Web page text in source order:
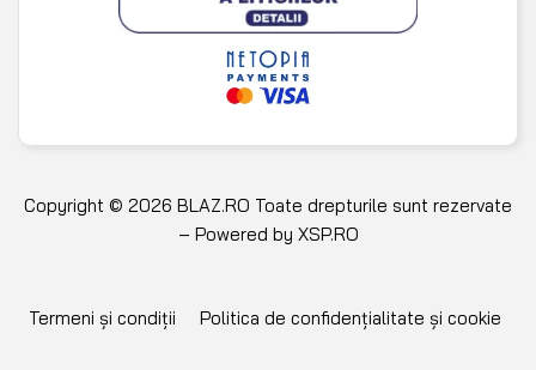
Copyright © 2026 BLAZ.RO Toate drepturile sunt rezervate
– Powered by XSP.RO
Termeni și condiții Politica de confidențialitate și cookie